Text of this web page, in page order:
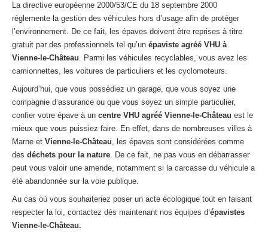
La directive européenne 2000/53/CE du 18 septembre 2000
réglemente la gestion des véhicules hors d’usage afin de protéger
l’environnement. De ce fait, les épaves doivent être reprises à titre
gratuit par des professionnels tel qu’un épaviste agréé VHU à
Vienne-le-Château. Parmi les véhicules recyclables, vous avez les
camionnettes, les voitures de particuliers et les cyclomoteurs.
Aujourd’hui, que vous possédiez un garage, que vous soyez une
compagnie d’assurance ou que vous soyez un simple particulier,
confier votre épave à un centre VHU agréé Vienne-le-Château est le
mieux que vous puissiez faire. En effet, dans de nombreuses villes à
Marne et Vienne-le-Château, les épaves sont considérées comme
des déchets pour la nature. De ce fait, ne pas vous en débarrasser
peut vous valoir une amende, notamment si la carcasse du véhicule a
été abandonnée sur la voie publique.
Au cas où vous souhaiteriez poser un acte écologique tout en faisant
respecter la loi, contactez dès maintenant nos équipes d’épavistes
Vienne-le-Château.